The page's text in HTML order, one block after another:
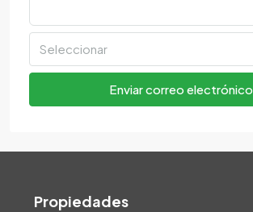
Seleccionar
Enviar correo electrónico
Propiedades